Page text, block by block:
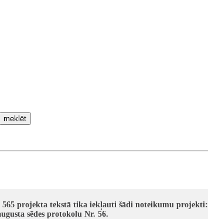
meklēt
projekta tekstā tika iekļauti šādi noteikumu projekti:
sēdes protokolu Nr. 56.